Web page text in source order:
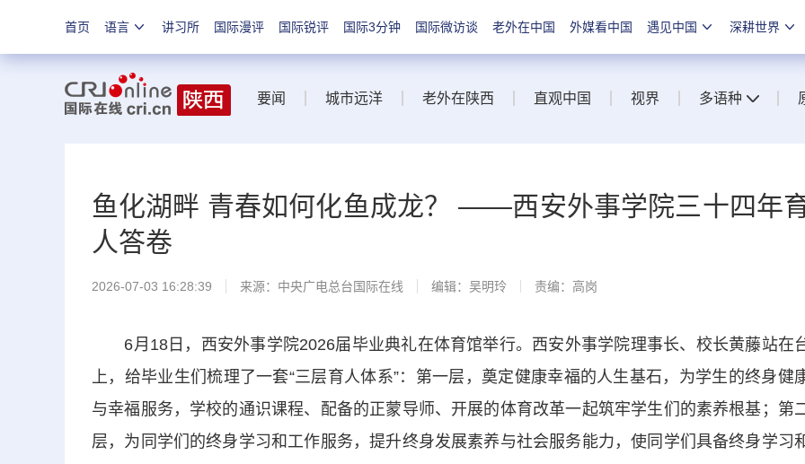
首页 语言 讲习所 国际漫评 国际锐评 国际3分钟 国际微访谈 老外在中国 外媒看中国 遇见中国 深耕世界
要闻 城市远洋 老外在陕西 直观中国 视界 多语种
鱼化湖畔 青春如何化鱼成龙？ ——西安外事学院三十四年
人答卷
2026-07-03 16:28:39 来源：中央广电总台国际在线 编辑：吴明玲 责编：高岗
6月18日，西安外事学院2026届毕业典礼在体育馆举行。西安外事学院理事长、校长黄藤站在
上，给毕业生们梳理了一套“三层育人体系”：第一层，奠定健康幸福的人生基石，为学生的终身健
与幸福服务，学校的通识课程、配备的正蒙导师、开展的体育改革一起筑牢学生们的素养根基；第
层，为同学们的终身学习和工作服务，提升终身发展素养与社会服务能力，使同学们具备终身学习